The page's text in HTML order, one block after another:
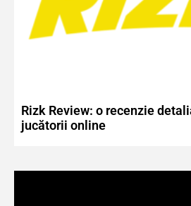
Rizk Review: o recenzie
jucătorii online